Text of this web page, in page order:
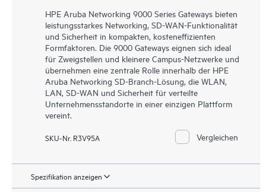
HPE Aruba Networking 9000 Series Gateways bieten
leistungsstarkes Networking, SD-WAN-Funktionalität
und Sicherheit in kompakten, kosteneffizienten
Formfaktoren. Die 9000 Gateways eignen sich ideal
für Zweigstellen und kleinere Campus-Netzwerke und
übernehmen eine zentrale Rolle innerhalb der HPE
Aruba Networking SD-Branch-Lösung, die WLAN,
LAN, SD-WAN und Sicherheit für verteilte
Unternehmensstandorte in einer einzigen Plattform
vereint.
SKU-Nr. R3V95A Vergleichen
Spezifikation anzeigen